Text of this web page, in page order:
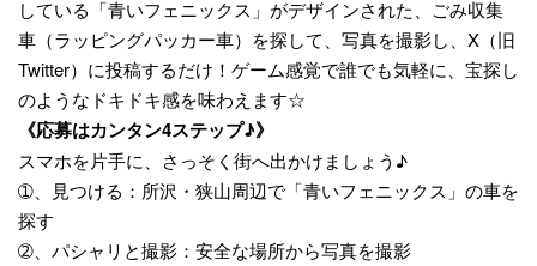
している「青いフェニックス」がデザインされた、ごみ収集
車（ラッピングパッカー車）を探して、写真を撮影し、X（旧
Twitter）に投稿するだけ！ゲーム感覚で誰でも気軽に、宝探し
のようなドキドキ感を味わえます☆
《応募はカンタン4ステップ♪》
スマホを片手に、さっそく街へ出かけましょう♪
➀、見つける：所沢・狭山周辺で「青いフェニックス」の車を
探す
➁、パシャリと撮影：安全な場所から写真を撮影